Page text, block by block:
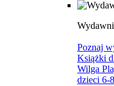
Poznaj
Książki
Wilga
dzieci 6-